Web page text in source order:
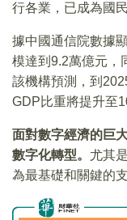
行各業，已成為國
據中國通信院數據
模達到9.2萬億元，
該機構預測，到
GDP比重將提升至
面對數字經濟的巨
數字化轉型。 尤其
為最基礎和關鍵的